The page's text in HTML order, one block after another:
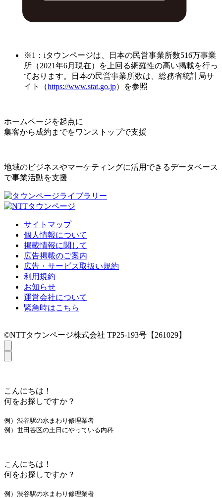
※1：iタウンページは、日本の民営事業所数516万事業
所（2021年6月現在）を上回る網羅性の高い掲載を行っ
ております。日本の民営事業所数は、総務省統計局サ
イト（https://www.stat.go.jp）を参照
ホームページを起点に
集客から成約までをワンストップで支援
地域のビジネスやマーケティングに活用できるデータベース
で事業活動を支援
サイトマップ
個人情報について
掲載情報に関して
広告掲載のご案内
広告・サービス取扱い規約
利用規約
お知らせ
運営会社について
緊急時はこちら
©NTTタウンページ株式会社 TP25-193号【261029】
こんにちは！
何をお探しですか？
例）渋谷駅の水まわり修理業者
例）世田谷区の土日にやっている内科
こんにちは！
何をお探しですか？
例）渋谷駅の水まわり修理業者